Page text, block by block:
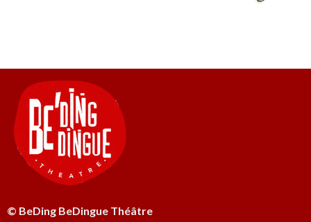
© BeDing BeDingue Théâtre